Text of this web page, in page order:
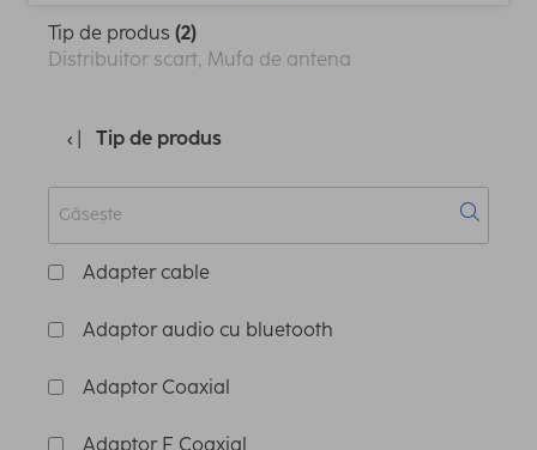
Tip de produs (2)
Distribuitor scart, Mufa de antena
Tip de produs
Adapter cable
Adaptor audio cu bluetooth
Adaptor Coaxial
Adaptor F Coaxial